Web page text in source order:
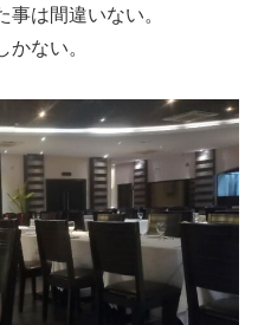
は間違いない。
ない。